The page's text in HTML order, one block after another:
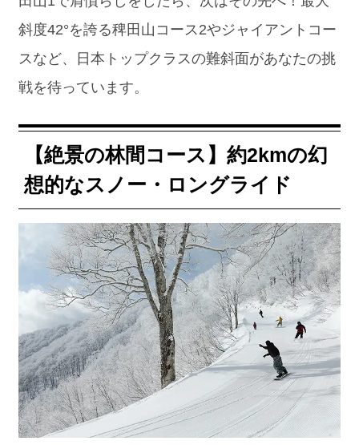
斜度42°を誇る稗田山コース2やジャイアントコー
スなど、日本トップクラスの難斜面があなたの挑
戦を待っています。
【絶景の林間コース】約2kmの幻
想的なスノー・ロングライド